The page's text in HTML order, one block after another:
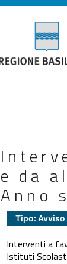
e da
Anno
Tipo:
Interventi a
Istituti